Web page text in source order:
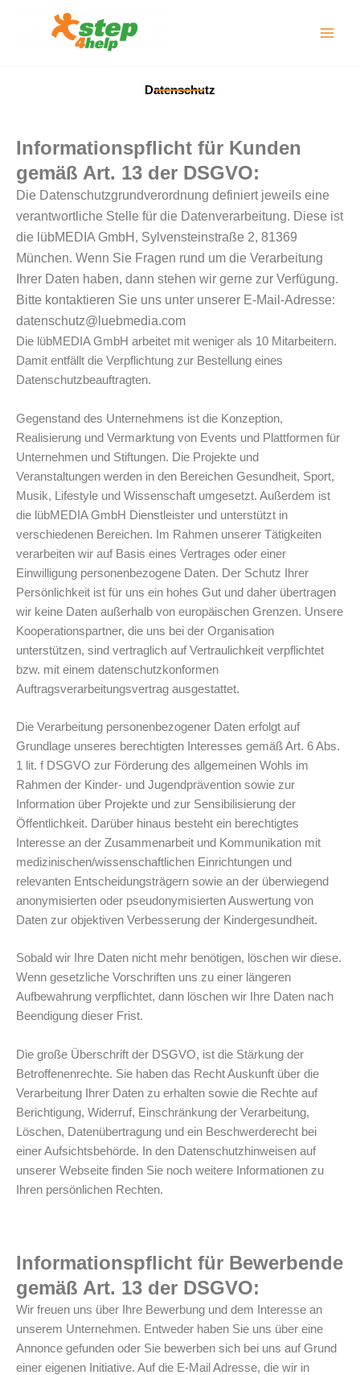
Datenschutz
Informationspflicht für Kunden
gemäß Art. 13 der DSGVO:
Die Datenschutzgrundverordnung definiert jeweils eine
verantwortliche Stelle für die Datenverarbeitung. Diese ist
die lübMEDIA GmbH, Sylvensteinstraße 2, 81369
München. Wenn Sie Fragen rund um die Verarbeitung
Ihrer Daten haben, dann stehen wir gerne zur Verfügung.
Bitte kontaktieren Sie uns unter unserer E-Mail-Adresse:
datenschutz@luebmedia.com
Die lübMEDIA GmbH arbeitet mit weniger als 10 Mitarbeitern.
Damit entfällt die Verpflichtung zur Bestellung eines
Datenschutzbeauftragten.
Gegenstand des Unternehmens ist die Konzeption,
Realisierung und Vermarktung von Events und Plattformen für
Unternehmen und Stiftungen. Die Projekte und
Veranstaltungen werden in den Bereichen Gesundheit, Sport,
Musik, Lifestyle und Wissenschaft umgesetzt. Außerdem ist
die lübMEDIA GmbH Dienstleister und unterstützt in
verschiedenen Bereichen. Im Rahmen unserer Tätigkeiten
verarbeiten wir auf Basis eines Vertrages oder einer
Einwilligung personenbezogene Daten. Der Schutz Ihrer
Persönlichkeit ist für uns ein hohes Gut und daher übertragen
wir keine Daten außerhalb von europäischen Grenzen. Unsere
Kooperationspartner, die uns bei der Organisation
unterstützen, sind vertraglich auf Vertraulichkeit verpflichtet
bzw. mit einem datenschutzkonformen
Auftragsverarbeitungsvertrag ausgestattet.
Die Verarbeitung personenbezogener Daten erfolgt auf
Grundlage unseres berechtigten Interesses gemäß Art. 6 Abs.
1 lit. f DSGVO zur Förderung des allgemeinen Wohls im
Rahmen der Kinder- und Jugendprävention sowie zur
Information über Projekte und zur Sensibilisierung der
Öffentlichkeit. Darüber hinaus besteht ein berechtigtes
Interesse an der Zusammenarbeit und Kommunikation mit
medizinischen/wissenschaftlichen Einrichtungen und
relevanten Entscheidungsträgern sowie an der überwiegend
anonymisierten oder pseudonymisierten Auswertung von
Daten zur objektiven Verbesserung der Kindergesundheit.
Sobald wir Ihre Daten nicht mehr benötigen, löschen wir diese.
Wenn gesetzliche Vorschriften uns zu einer längeren
Aufbewahrung verpflichtet, dann löschen wir Ihre Daten nach
Beendigung dieser Frist.
Die große Überschrift der DSGVO, ist die Stärkung der
Betroffenenrechte. Sie haben das Recht Auskunft über die
Verarbeitung Ihrer Daten zu erhalten sowie die Rechte auf
Berichtigung, Widerruf, Einschränkung der Verarbeitung,
Löschen, Datenübertragung und ein Beschwerderecht bei
einer Aufsichtsbehörde. In den Datenschutzhinweisen auf
unserer Webseite finden Sie noch weitere Informationen zu
Ihren persönlichen Rechten.
Informationspflicht für Bewerbende
gemäß Art. 13 der DSGVO:
Wir freuen uns über Ihre Bewerbung und dem Interesse an
unserem Unternehmen. Entweder haben Sie uns über eine
Annonce gefunden oder Sie bewerben sich bei uns auf Grund
einer eigenen Initiative. Auf die E-Mail Adresse, die wir in